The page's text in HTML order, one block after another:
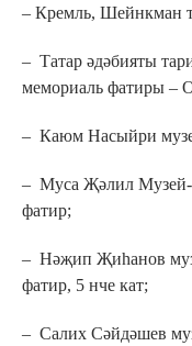
– Кремль, Шейнкман
– Татар әдәбияты
мемориаль фатиры –
– Каюм Насыйри
– Муса Җәлил Музей-
фатир;
– Нәҗип Җиһанов
фатир, 5 нче кат;
– Салих Сәйдәшев